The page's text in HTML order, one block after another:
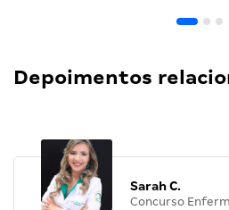
Depoimentos
Sarah C.
Concurso